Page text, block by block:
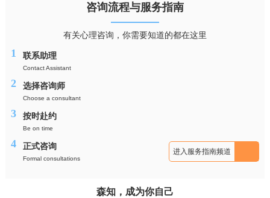
咨询流程与服务指南
有关心理咨询，你需要知道的都在这里
进入服务指南频道
1 联系助理
Contact Assistant
2 选择咨询师
Choose a consultant
3 按时赴约
Be on time
4 正式咨询
Formal consultations
森知，成为你自己